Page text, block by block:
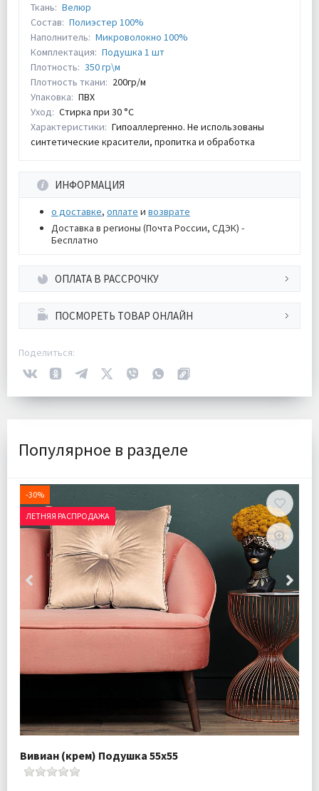
Ткань: Велюр
Состав: Полиэстер 100%
Наполнитель: Микроволокно 100%
Комплектация: Подушка 1 шт
Плотность: 350 гр\м
Плотность ткани: 200гр/м
Упаковка: ПВХ
Уход: Стирка при 30 °С
Характеристики: Гипоаллергенно. Не использованы
синтетические красители, пропитка и обработка
ИНФОРМАЦИЯ
о доставке, оплате и возврате
Доставка в регионы (Почта России, СДЭК) -
Бесплатно
ОПЛАТА В РАССРОЧКУ
ПОСМОРЕТЬ ТОВАР ОНЛАЙН
Поделиться:
Популярное в разделе
-30%
ЛЕТНЯЯ РАСПРОДАЖА
Вивиан (крем) Подушка 55х55